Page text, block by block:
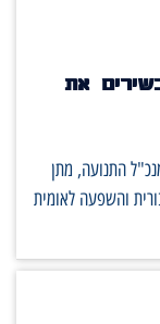
את
התנועה, מתן
והשפעה לאומית